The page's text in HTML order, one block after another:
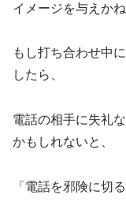
イメージを与えかね
もし打ち合わせ中
したら、
電話の相手に失礼
かもしれないと、
「電話を邪険に切